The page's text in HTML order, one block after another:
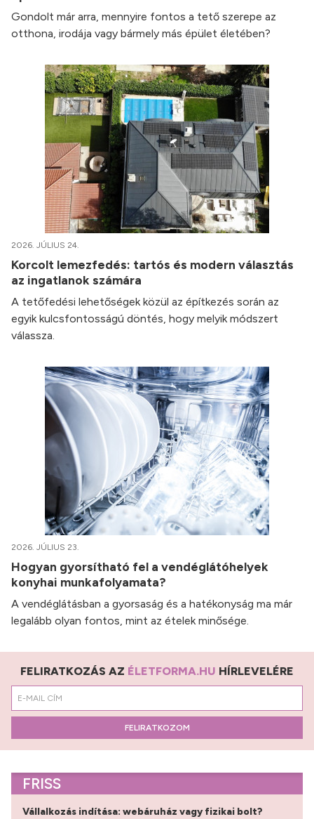
Gondolt már arra, mennyire fontos a tető szerepe az
otthona, irodája vagy bármely más épület életében?
2026. JÚLIUS 24.
Korcolt lemezfedés: tartós és modern választás
az ingatlanok számára
A tetőfedési lehetőségek közül az építkezés során az
egyik kulcsfontosságú döntés, hogy melyik módszert
válassza.
2026. JÚLIUS 23.
Hogyan gyorsítható fel a vendéglátóhelyek
konyhai munkafolyamata?
A vendéglátásban a gyorsaság és a hatékonyság ma már
legalább olyan fontos, mint az ételek minősége.
FELIRATKOZÁS AZ ÉLETFORMA.HU HÍRLEVELÉRE
FELIRATKOZOM
FRISS
Vállalkozás indítása: webáruház vagy fizikai bolt?